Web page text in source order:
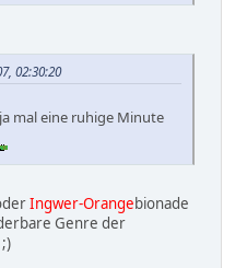
02:30:20
mal eine ruhige Minute
Ingwer-Orangebionade
Genre der